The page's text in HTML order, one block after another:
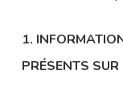
1.
PRÉSENTS SUR